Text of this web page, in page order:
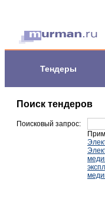
Тендеры
Поиск тендеров
Поисковый запрос: